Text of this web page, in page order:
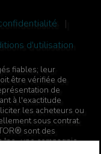
|
d'utilisation
fiables; leur
être vérifiée de
de
à l'exactitude
les acheteurs ou
sous contrat.
sont des
Inc., une compagnie
et l'Association